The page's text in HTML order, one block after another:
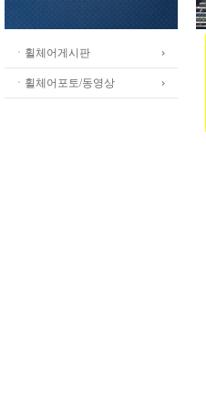
ㆍ휠체어게시판
ㆍ휠체어포토/동영상